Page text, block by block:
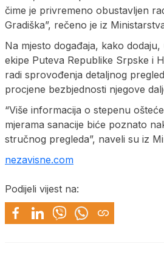
čime je privremeno obustavljen
Gradiška”, rečeno je iz
Na mjesto događaja, kako
ekipe Puteva Republike Srpske i
radi sprovođenja detaljnog
procjene bezbjednosti njegove
“Više informacija o stepenu
mjerama sanacije biće poznato
stručnog pregleda”, naveli su iz
nezavisne.com
Podijeli vijest na: